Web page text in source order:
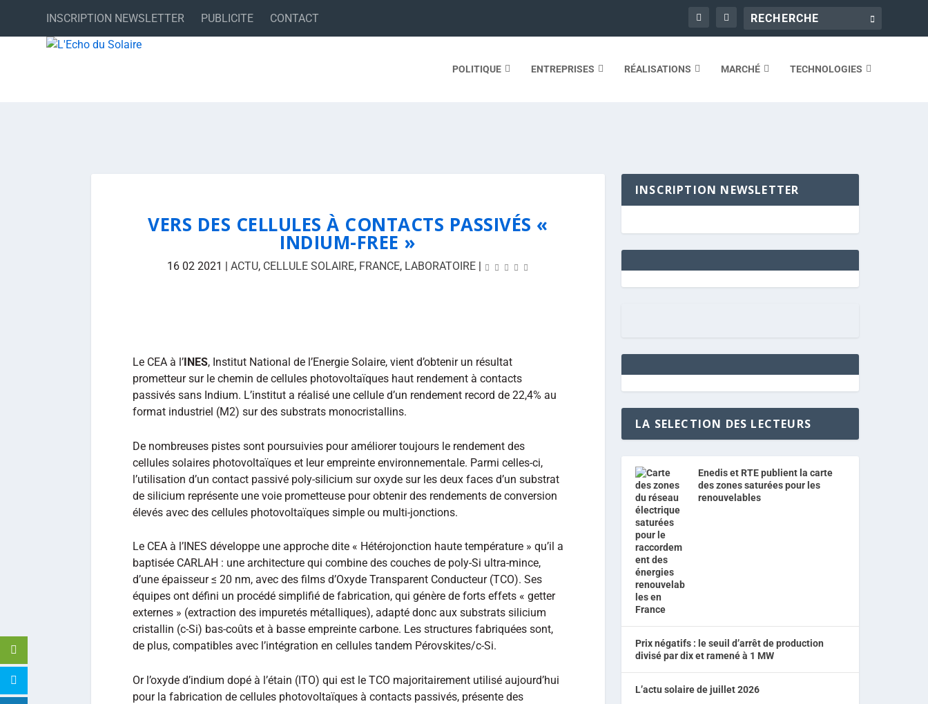
INSCRIPTION NEWSLETTER PUBLICITE CONTACT
POLITIQUE ENTREPRISES RÉALISATIONS MARCHÉ TECHNOLOGIES
VERS DES CELLULES À CONTACTS PASSIVÉS «
INDIUM-FREE »
16 02 2021 | ACTU, CELLULE SOLAIRE, FRANCE, LABORATOIRE|
Le CEA à l’INES, Institut National de l’Energie Solaire, vient d’obtenir un résultat
prometteur sur le chemin de cellules photovoltaïques haut rendement à contacts
passivés sans Indium. L’institut a réalisé une cellule d’un rendement record de 22,4% au
format industriel (M2) sur des substrats monocristallins.
De nombreuses pistes sont poursuivies pour améliorer toujours le rendement des
cellules solaires photovoltaïques et leur empreinte environnementale. Parmi celles-ci,
l’utilisation d’un contact passivé poly-silicium sur oxyde sur les deux faces d’un substrat
de silicium représente une voie prometteuse pour obtenir des rendements de conversion
élevés avec des cellules photovoltaïques simple ou multi-jonctions.
Le CEA à l’INES développe une approche dite « Hétérojonction haute température » qu’il a
baptisée CARLAH : une architecture qui combine des couches de poly-Si ultra-mince,
d’une épaisseur ≤ 20 nm, avec des films d’Oxyde Transparent Conducteur (TCO). Ses
équipes ont défini un procédé simplifié de fabrication, qui génère de forts effets « getter
externes » (extraction des impuretés métalliques), adapté donc aux substrats silicium
cristallin (c-Si) bas-coûts et à basse empreinte carbone. Les structures fabriquées sont,
de plus, compatibles avec l’intégration en cellules tandem Pérovskites/c-Si.
Or l’oxyde d’indium dopé à l’étain (ITO) qui est le TCO majoritairement utilisé aujourd’hui
pour la fabrication de cellules photovoltaïques à contacts passivés, présente des
INSCRIPTION NEWSLETTER
LA SELECTION DES LECTEURS
Enedis et RTE publient la carte
des zones saturées pour les
renouvelables
Prix négatifs : le seuil d’arrêt de production
divisé par dix et ramené à 1 MW
L’actu solaire de juillet 2026